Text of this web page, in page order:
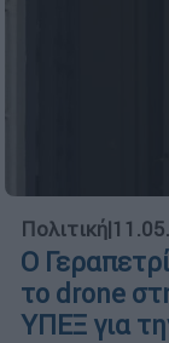
Πολιτική|
Ο
το drone
ΥΠΕΞ για